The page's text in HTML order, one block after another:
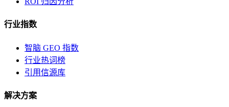
行业指数
智脑 GEO 指数
行业热词榜
引用信源库
解决方案